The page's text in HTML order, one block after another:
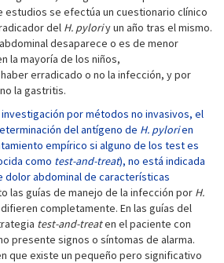
estudios se efectúa un cuestionario clínico
del H. pyloriy un año tras el mismo.
desaparece o es de menor
la mayoría de los niños,
erradicado o no la infección, y por
la gastritis.
investigación por métodos no invasivos, el
del antígeno de H. pylorien
empírico si alguno de los test es
como test-and-treat), no está indicada
dolor abdominal de características
las guías de manejo de la infección por H.
completamente. En las guías del
test-and-treaten el paciente con
presente signos o síntomas de alarma.
que existe un pequeño pero significativo